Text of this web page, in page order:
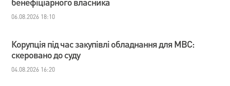
06.08.2026 18:10
Корупція під час закупівлі обладнання для МВС:
скеровано до суду
04.08.2026 16:20